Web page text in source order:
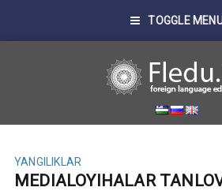
TOGGLE
YANGILIKLAR
MEDIALOYIHALAR